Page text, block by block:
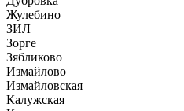
Жулебино
ЗИЛ
Зорге
Зябликово
Измайлово
Измайловская
Калужская